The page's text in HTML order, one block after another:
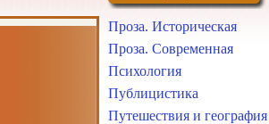
Проза. Историческая
Проза. Современная
Психология
Публицистика
Путешествия и география